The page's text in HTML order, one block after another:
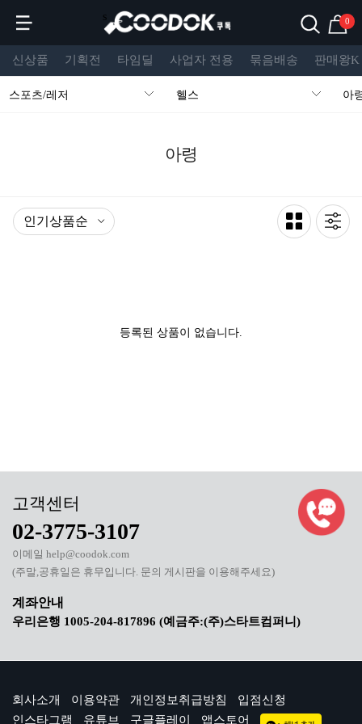
s 0
신상품 기획전 타임딜 사업자 전용 묶음배송 판매왕K
스포츠/레저 헬스 아
아령
등록된 상품이 없습니다.
02-3775-3107
이메일 help@coodok.com
(주말,공휴일은 휴무입니다. 문의 게시판을 이용해주세요)
우리은행 1005-204-817896 (예금주:(주)스타트컴퍼니)
회사소개 이용약관 개인정보취급방침
입점신청
인스타그램
유튜브 구글플레이 앱스토어